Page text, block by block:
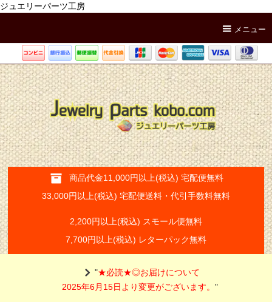
ジュエリーパーツ工房
メニュー
商品代金11,000円以上(税込) 宅配便無料
33,000円以上(税込) 宅配便送料・代引手数料無料
2,200円以上(税込) スモール便無料
7,700円以上(税込) レターパック無料
"★必読★◎お届けについて
2025年6月15日より変更がございます。"